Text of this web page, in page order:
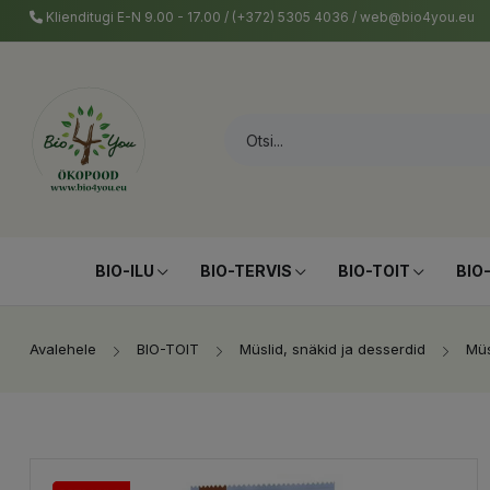
Klienditugi E-N 9.00 - 17.00 / (+372) 5305 4036 / web@bio4you.eu
BIO-ILU BIO-TERVIS BIO-TOIT
Avalehele BIO-TOIT Müslid, snäkid ja desserdid